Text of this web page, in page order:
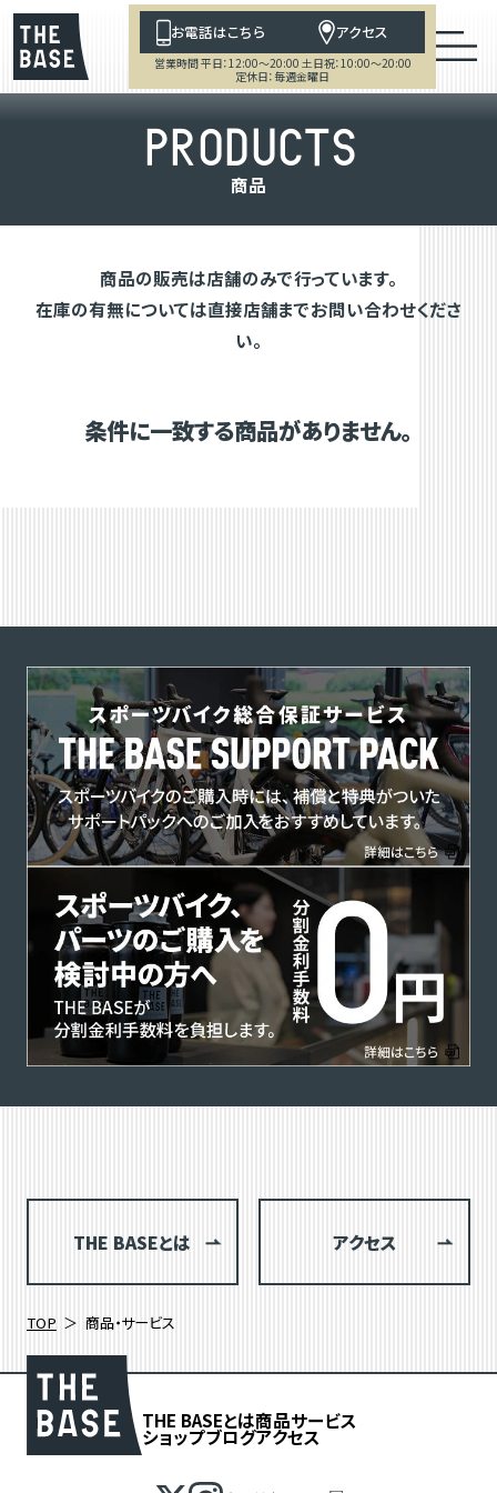
お電話はこちら アクセス
営業時間 平日：12:00～20:00 土日祝：10:00～20:00
定休日：毎週金曜日
PRODUCTS
商品
商品の販売は店舗のみで行っています。
在庫の有無については直接店舗までお問い合わせくださ
い。
条件に一致する商品がありません。
THE BASEとは アクセス
TOP 商品・サービス
THE BASEとは商品サービス
ショップブログアクセス